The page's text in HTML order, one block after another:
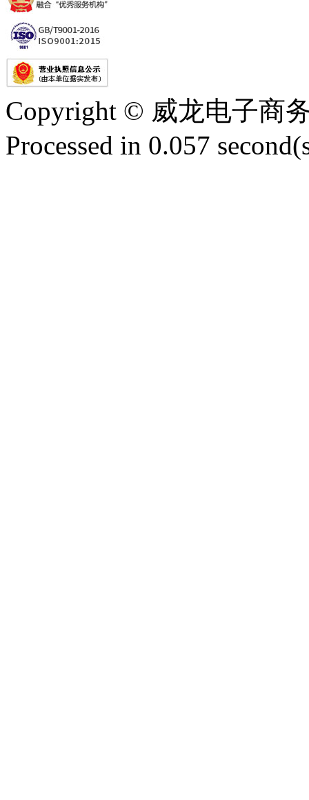
Copyright © 威龙电子商
Processed in 0.057